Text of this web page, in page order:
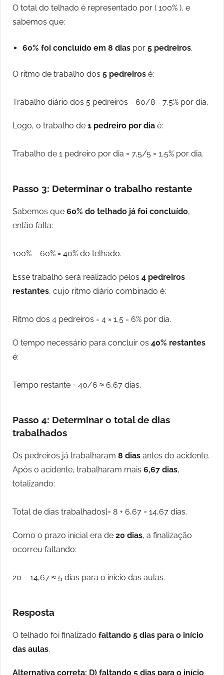
O total do telhado é representado por ( 100% ), e
sabemos que:
60% foi concluído em 8 dias por 5 pedreiros.
O ritmo de trabalho dos 5 pedreiros é:
Trabalho diário dos 5 pedreiros = 60/8 = 7,5% por dia.
Logo, o trabalho de 1 pedreiro por dia é:
Trabalho de 1 pedreiro por dia = 7,5/5 = 1,5% por dia.
Passo 3: Determinar o trabalho restante
Sabemos que 60% do telhado já foi concluído,
então falta:
100% – 60% = 40% do telhado.
Esse trabalho será realizado pelos 4 pedreiros
restantes, cujo ritmo diário combinado é:
Ritmo dos 4 pedreiros = 4 × 1,5 = 6% por dia.
O tempo necessário para concluir os 40% restantes
é:
Tempo restante = 40/6 ≈ 6,67 dias.
Passo 4: Determinar o total de dias
trabalhados
Os pedreiros já trabalharam 8 dias antes do acidente.
Após o acidente, trabalharam mais 6,67 dias,
totalizando:
Total de dias trabalhados}= 8 + 6,67 = 14,67 dias.
Como o prazo inicial era de 20 dias, a finalização
ocorreu faltando:
20 – 14,67 ≈ 5 dias para o início das aulas.
Resposta
O telhado foi finalizado faltando 5 dias para o início
das aulas.
Alternativa correta: D) faltando 5 dias para o início